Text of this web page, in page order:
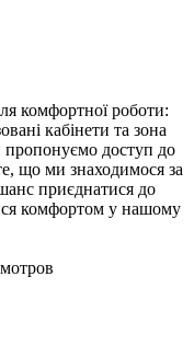
комфортної роботи:
кабінети та зона
пропонуємо доступ до
що ми знаходимося за
приєднатися до
комфортом у нашому